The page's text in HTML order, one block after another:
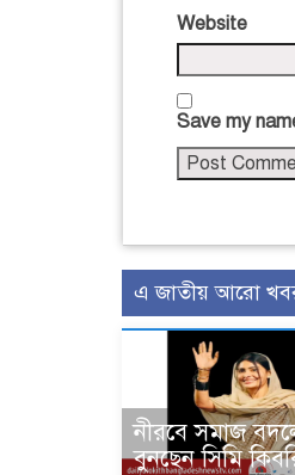
Website
Save my
এ জাতীয় আরো
নীরবে সমাজ
বুনছেন সিমি